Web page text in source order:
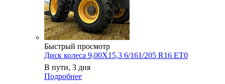
Быстрый просмотр
Диск колеса 9,00X15,3 6/161/205 R16 ET0
В пути, 3 дня
Подробнее